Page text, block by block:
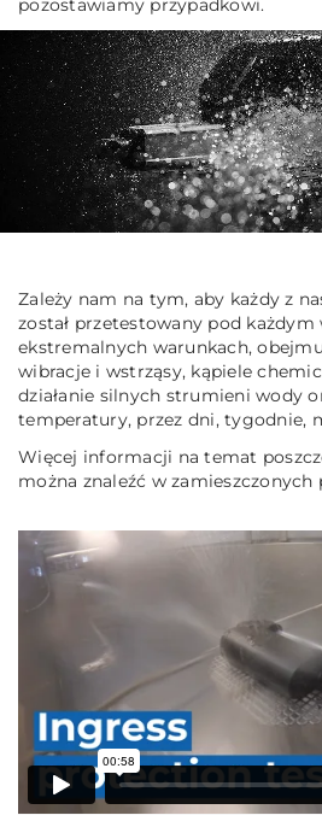
pozostawiamy przypadkowi.
Zależy nam na tym, aby każdy z
został przetestowany pod
ekstremalnych warunkach,
wibracje i wstrząsy, kąpiele
działanie silnych strumieni wody
temperatury, przez dni, tygodnie,
Więcej informacji na temat
można znaleźć w